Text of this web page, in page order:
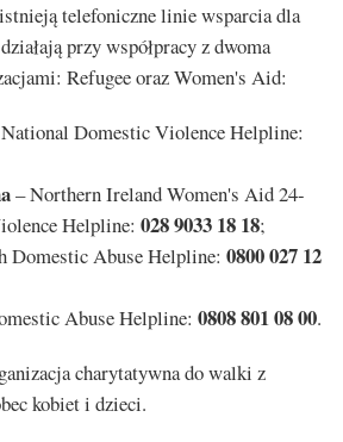
telefoniczne linie wsparcia dla
przy współpracy z dwoma
Refugee oraz Women's Aid:
Domestic Violence Helpline:
– Northern Ireland Women's Aid 24-
Helpline: 028 9033 18 18;
Domestic Abuse Helpline: 0800 027 12
Abuse Helpline: 0808 801 08 00.
charytatywna do walki z
kobiet i dzieci.